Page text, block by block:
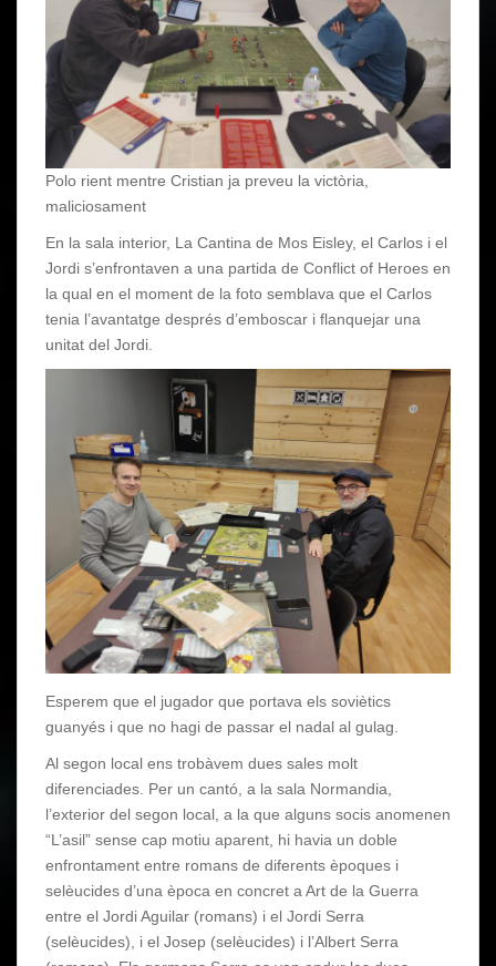
Polo rient mentre Cristian ja preveu la victòria,
maliciosament
En la sala interior, La Cantina de Mos Eisley, el Carlos i el
Jordi s’enfrontaven a una partida de Conflict of Heroes en
la qual en el moment de la foto semblava que el Carlos
tenia l’avantatge després d’emboscar i flanquejar una
unitat del Jordi.
Esperem que el jugador que portava els soviètics
guanyés i que no hagi de passar el nadal al gulag.
Al segon local ens trobàvem dues sales molt
diferenciades. Per un cantó, a la sala Normandia,
l’exterior del segon local, a la que alguns socis anomenen
“L’asil” sense cap motiu aparent, hi havia un doble
enfrontament entre romans de diferents èpoques i
selèucides d’una època en concret a Art de la Guerra
entre el Jordi Aguilar (romans) i el Jordi Serra
(selèucides), i el Josep (selèucides) i l’Albert Serra